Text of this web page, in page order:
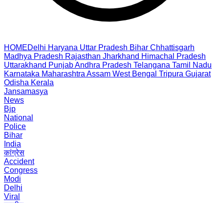
HOMEDelhi Haryana Uttar Pradesh Bihar Chhattisgarh
Madhya Pradesh Rajasthan Jharkhand Himachal Pradesh
Uttarakhand PunjabAndhra Pradesh Telangana Tamil Nadu
Karnataka Maharashtra Assam West Bengal Tripura Gujarat
Odisha Kerala
Jansamasya
News
Bjp
National
Police
Bihar
India
कांग्रेस
Accident
Congress
Modi
Delhi
Viral